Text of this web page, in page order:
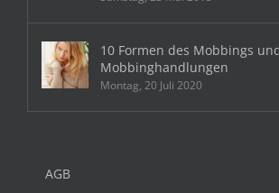
10 Formen des Mobbings
Mobbinghandlungen
Montag, 20 Juli 2020
AGB